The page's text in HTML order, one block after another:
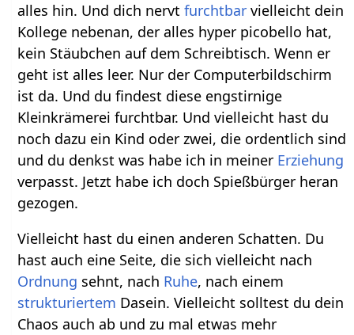
alles hin. Und dich nervtfurchtbar vielleicht dein
Kollege nebenan, der alles hyper picobello hat,
kein Stäubchen auf dem Schreibtisch. Wenn er
geht ist alles leer. Nur der Computerbildschirm
ist da. Und du findest diese engstirnige
Kleinkrämerei furchtbar. Und vielleicht hast du
noch dazu ein Kind oder zwei, die ordentlich sind
und du denkst was habe ich in meiner Erziehung
verpasst. Jetzt habe ich doch Spießbürger heran
gezogen.
Vielleicht hast du einen anderen Schatten. Du
hast auch eine Seite, die sich vielleicht nach
Ordnung sehnt, nach Ruhe, nach einem
strukturiertem Dasein. Vielleicht solltest du dein
Chaos auch ab und zu mal etwas mehr